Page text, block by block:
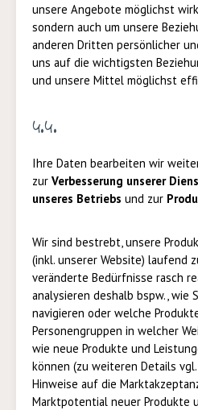
unsere Angebote möglichst
sondern auch um unsere
anderen Dritten persönlicher
uns auf die wichtigsten
und unsere Mittel möglichst
4.4.
Ihre Daten bearbeiten wir
zur Verbesserung unserer
unseres Betriebs und zur
Wir sind bestrebt, unsere
(inkl. unserer Website) laufend
veränderte Bedürfnisse rasch
analysieren deshalb bspw., wie
navigieren oder welche
Personengruppen in welcher
wie neue Produkte und
können (zu weiteren Details
Hinweise auf die
Marktpotential neuer Produkte